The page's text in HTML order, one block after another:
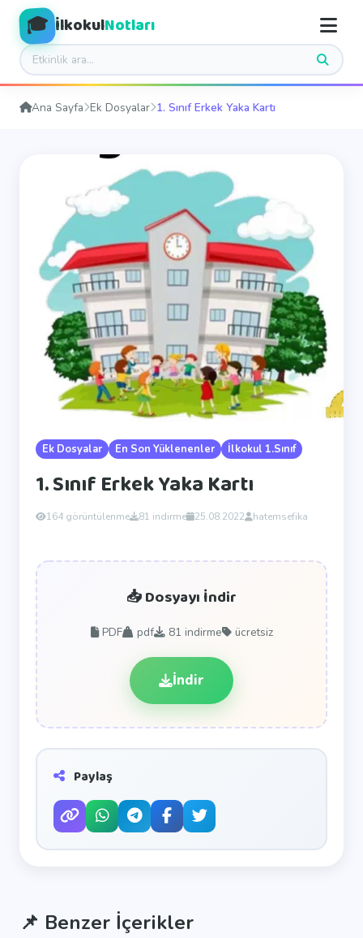
🎓 İlkokulNotları
Ana Sayfa Ek Dosyalar 1. Sınıf Erkek Yaka Kartı
Ek Dosyalar En Son Yüklenenler İlkokul 1.Sınıf
1. Sınıf Erkek Yaka Kartı
164 görüntülenme 81 indirme 25.08.2022 hatemsefika
📥 Dosyayı İndir
PDF pdf 81 indirme ücretsiz
İndir
Paylaş
📌 Benzer İçerikler